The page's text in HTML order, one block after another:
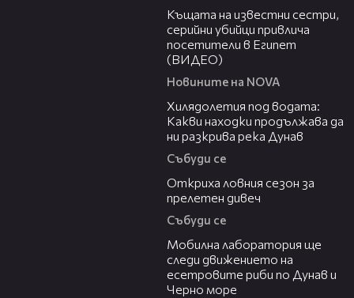
Къщата на известни сестри,
серийни убийци привлича
посетители в Египет
(ВИДЕО)
Новините на NOVA
Хилядолетия под водата:
Какви находки продължава да
ни разкрива река Дунав
Събуди се
Откриха ловния сезон за
прелетен дивеч
Събуди се
Мобилна лаборатория ще
следи движението на
есетровите риби по Дунав и
Черно море